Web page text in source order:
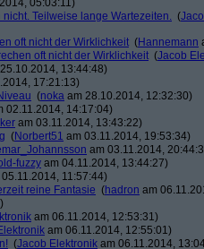
05:03:11)
Teilweise lange Wartezeiten. (
oft nicht der Wirklichkeit (Hannemann
oft nicht der Wirklichkeit (Jacob
13:44:48)
17:21:13)
(noka am 28.10.2014, 12:32:30)
02.11.2014, 14:17:04)
am 03.11.2014, 13:43:22)
(Norbert51 am 03.11.2014, 19:53:34)
am 03.11.2014,
fuzzy am 04.11.2014, 13:44:27)
11:57:44)
reine Fantasie (hadron am
am 06.11.2014, 12:53:31)
am 06.11.2014, 12:55:01)
(Jacob Elektronik am 06.11.2014,